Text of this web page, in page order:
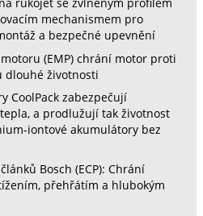
rukojeť se zvlněným profilem
mechanismem pro
a bezpečné upevnění
(EMP) chrání motor proti
dlouhé životnosti
CoolPack zabezpečují
a prodlužují tak životnost
iontové akumulátory bez
Bosch (ECP): Chrání
přehřátím a hlubokým